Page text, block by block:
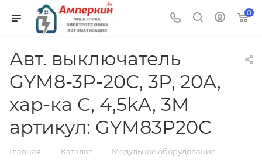
0
Авт. выключатель
GYM8-3P-20C, 3P, 20A,
хар-ка C, 4,5kA, 3M
артикул: GYM83P20C
Главная — Каталог — Модульное оборудование —